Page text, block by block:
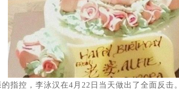
指控，李泳汉在4月22日当天做出了全面反击